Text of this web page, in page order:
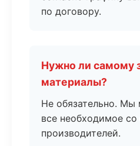
по договору.
Нужно ли самому
материалы?
Не обязательно. Мы
все необходимое
производителей.